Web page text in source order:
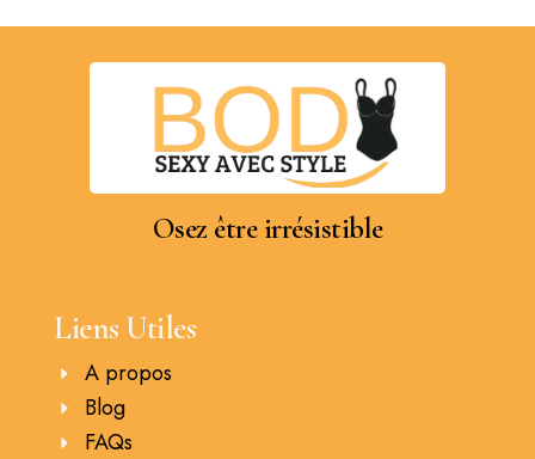
Osez être irrésistible
Liens Utiles
A propos
Blog
FAQs